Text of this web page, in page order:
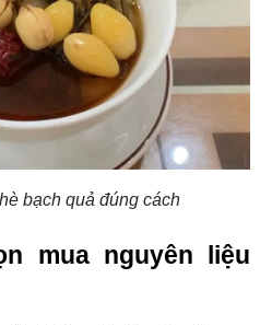
bạch quả đúng cách
mua nguyên liệu